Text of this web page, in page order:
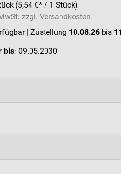
(5,54 €* / 1 Stück)
zzgl. Versandkosten
| Zustellung 10.08.26 bis
bis: 09.05.2030